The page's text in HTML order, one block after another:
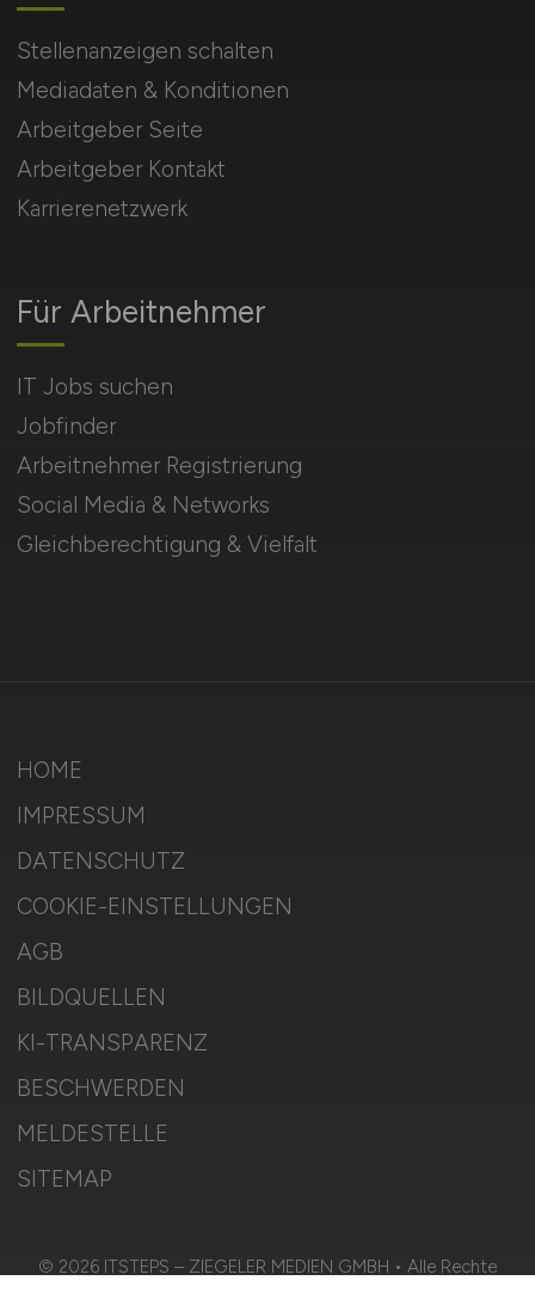
Für Arbeitnehmer
IT Jobs suchen
Jobfinder
Arbeitnehmer Registrierung
Social Media & Networks
Gleichberechtigung & Vielfalt
Stellenanzeigen schalten
Mediadaten & Konditionen
Arbeitgeber Seite
Arbeitgeber Kontakt
Karrierenetzwerk
HOME
IMPRESSUM
DATENSCHUTZ
COOKIE-EINSTELLUNGEN
AGB
BILDQUELLEN
KI-TRANSPARENZ
BESCHWERDEN
MELDESTELLE
SITEMAP
© 2026 ITSTEPS – ZIEGELER MEDIEN GMBH • Alle Rechte